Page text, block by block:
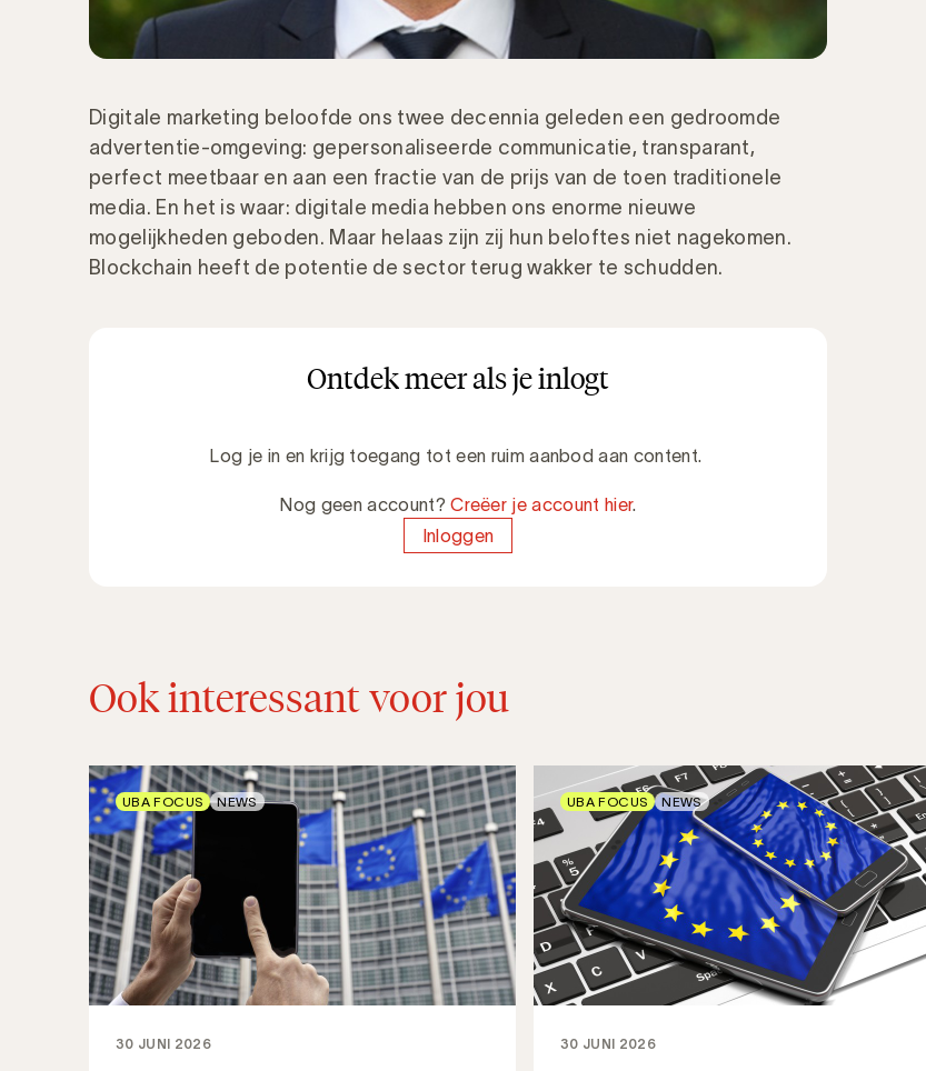
Digitale marketing beloofde ons twee decennia geleden een gedroomde
advertentie-omgeving: gepersonaliseerde communicatie, transparant,
perfect meetbaar en aan een fractie van de prijs van de toen traditionele
media. En het is waar: digitale media hebben ons enorme nieuwe
mogelijkheden geboden. Maar helaas zijn zij hun beloftes niet nagekomen.
Blockchain heeft de potentie de sector terug wakker te schudden.
Ontdek meer als je inlogt
Log je in en krijg toegang tot een ruim aanbod aan content.
Nog geen account?Creëer je account hier.
Inloggen
Ook interessant voor jou
30 JUNI 2026
UBA FOCUS NEWS
30 JUNI 2026
UBA FOCUS NEWS